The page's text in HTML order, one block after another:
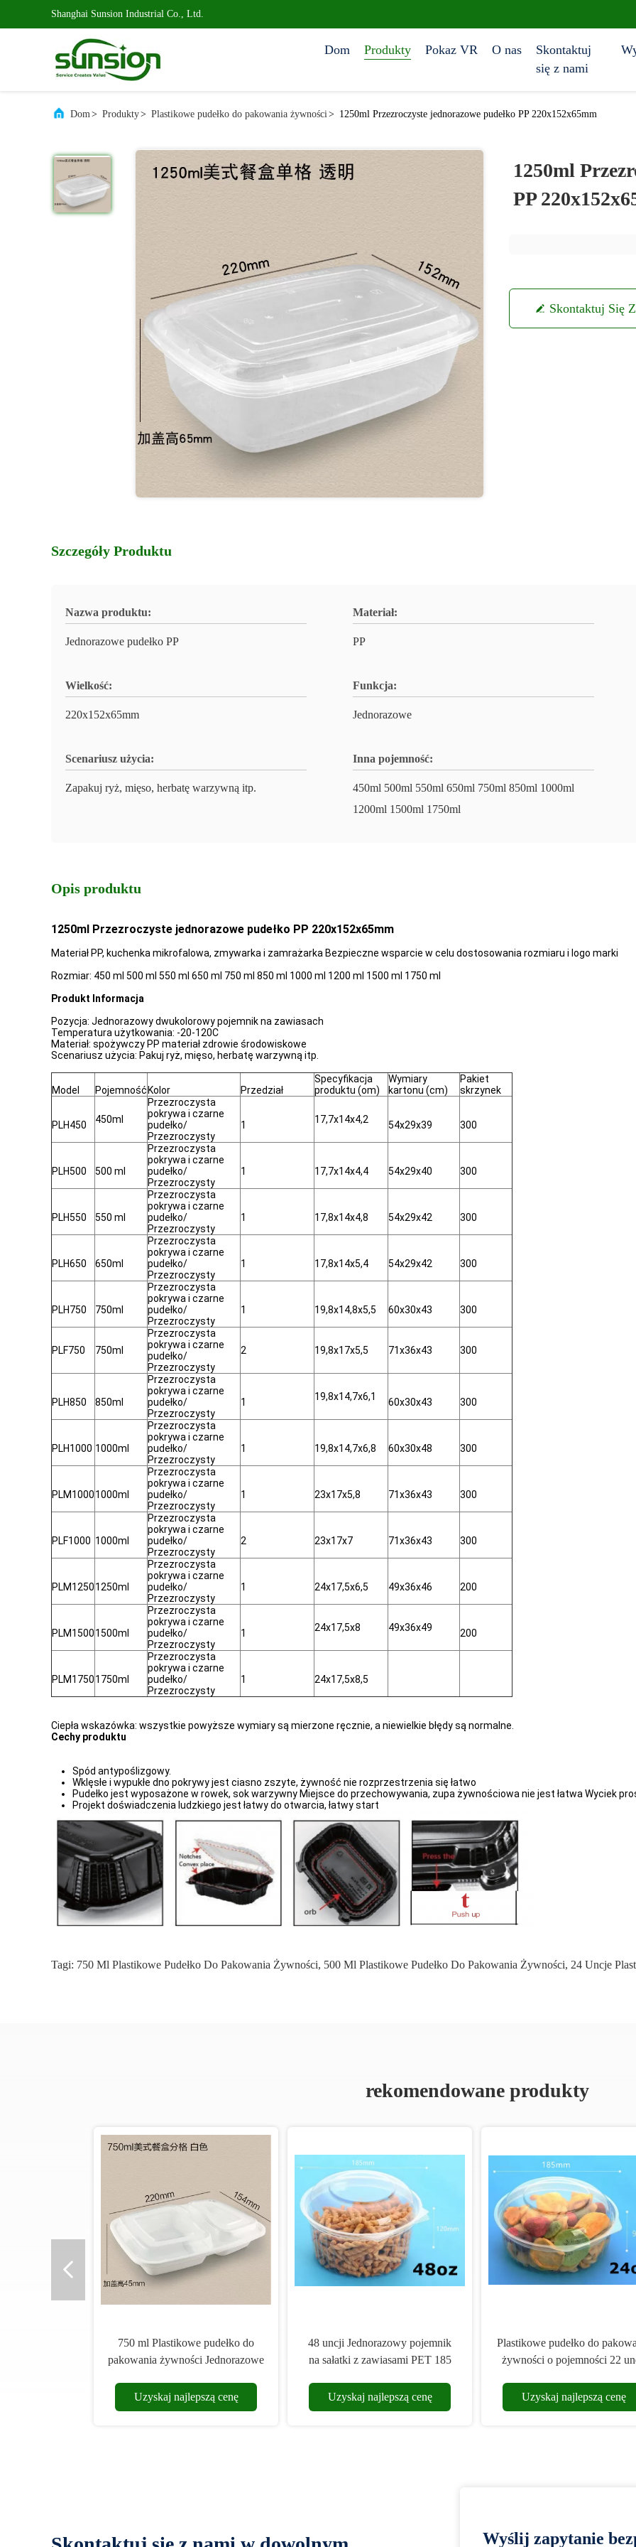
Shanghai Sunsion Industrial Co., Ltd.
Dom Produkty Pokaz VR O nas
Skontaktuj
się z nami
Dom> Produkty> Plastikowe pudełko do pakowania żywności> 1250ml Przezroczyste jednorazowe pudełko PP 220x152x65mm
1250ml
PP
Skontaktuj Się
Szczegóły Produktu
Nazwa produktu:
Jednorazowe pudełko PP
Materiał:
PP
Wielkość:
220x152x65mm
Funkcja:
Jednorazowe
Scenariusz użycia:
Zapakuj ryż, mięso, herbatę warzywną itp.
Inna pojemność:
450ml 500ml 550ml 650ml 750ml 850ml 1000ml
1200ml 1500ml 1750ml
Opis produktu
1250ml Przezroczyste jednorazowe pudełko PP 220x152x65mm
Materiał PP, kuchenka mikrofalowa, zmywarka i zamrażarka Bezpieczne wsparcie w celu dostosowania rozmiaru i logo marki
Rozmiar: 450 ml 500 ml 550 ml 650 ml 750 ml 850 ml 1000 ml 1200 ml 1500 ml 1750 ml
Produkt Informacja
Pozycja: Jednorazowy dwukolorowy pojemnik na zawiasach
Temperatura użytkowania: -20-120C
Materiał: spożywczy PP materiał zdrowie środowiskowe
Scenariusz użycia: Pakuj ryż, mięso, herbatę warzywną itp.
Model Pojemność Kolor Przedział
Specyfikacja
produktu (om)
Wymiary
kartonu (cm)
Pakiet
skrzynek
PLH450 450ml
Przezroczysta
pokrywa i czarne
pudełko/
Przezroczysty
1 17,7x14x4,2 54x29x39 300
PLH500 500 ml
Przezroczysta
pokrywa i czarne
pudełko/
Przezroczysty
1 17,7x14x4,4 54x29x40 300
PLH550 550 ml
Przezroczysta
pokrywa i czarne
pudełko/
Przezroczysty
1 17,8x14x4,8 54x29x42 300
PLH650 650ml
Przezroczysta
pokrywa i czarne
pudełko/
Przezroczysty
1 17,8x14x5,4 54x29x42 300
PLH750 750ml
Przezroczysta
pokrywa i czarne
pudełko/
Przezroczysty
1 19,8x14,8x5,5 60x30x43 300
PLF750 750ml
Przezroczysta
pokrywa i czarne
pudełko/
Przezroczysty
2 19,8x17x5,5 71x36x43 300
PLH850 850ml
Przezroczysta
pokrywa i czarne
pudełko/
Przezroczysty
1 19,8x14,7x6,1 60x30x43 300
PLH1000 1000ml
Przezroczysta
pokrywa i czarne
pudełko/
Przezroczysty
1 19,8x14,7x6,8 60x30x48 300
PLM10001000ml
Przezroczysta
pokrywa i czarne
pudełko/
Przezroczysty
1 23x17x5,8 71x36x43 300
PLF1000 1000ml
Przezroczysta
pokrywa i czarne
pudełko/
Przezroczysty
2 23x17x7 71x36x43 300
PLM12501250ml
Przezroczysta
pokrywa i czarne
pudełko/
Przezroczysty
1 24x17,5x6,5 49x36x46 200
PLM15001500ml
Przezroczysta
pokrywa i czarne
pudełko/
Przezroczysty
1 24x17,5x8 49x36x49 200
PLM17501750ml
Przezroczysta
pokrywa i czarne
pudełko/
Przezroczysty
1 24x17,5x8,5
Ciepła wskazówka: wszystkie powyższe wymiary są mierzone ręcznie, a niewielkie błędy są normalne.
Cechy produktu
Spód antypoślizgowy.
Wklęsłe i wypukłe dno pokrywy jest ciasno zszyte, żywność nie rozprzestrzenia się łatwo
Pudełko jest wyposażone w rowek, sok warzywny Miejsce do przechowywania, zupa żywnościowa nie jest łatwa Wyciek
Projekt doświadczenia ludzkiego jest łatwy do otwarcia, łatwy start
Tagi: 750 Ml Plastikowe Pudełko Do Pakowania Żywności, 500 Ml Plastikowe Pudełko Do Pakowania Żywności, 24 Uncje
rekomendowane produkty
750 ml Plastikowe pudełko do
pakowania żywności Jednorazowe
Uzyskaj najlepszą cenę
48 uncji Jednorazowy pojemnik
na sałatki z zawiasami PET 185
Uzyskaj najlepszą cenę
Plastikowe pudełko do pakowania
żywności o pojemności 22 uncji
sałatki na zawiasach
Uzyskaj najlepszą cenę
Miski
PET
Wyślij zapytanie